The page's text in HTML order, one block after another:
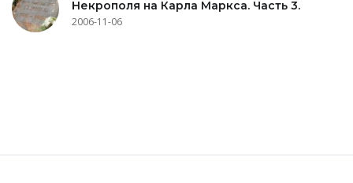
Некрополя на Карла Маркса. Часть 3.
2006-11-06